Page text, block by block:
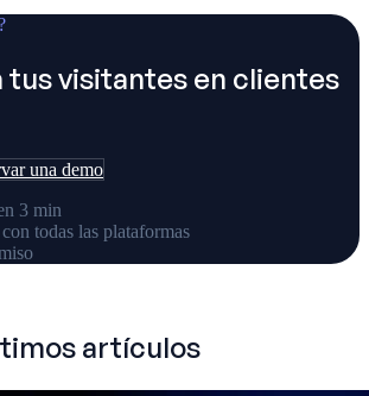
tus visitantes en clientes
una demo
3 min
todas las plataformas
artículos